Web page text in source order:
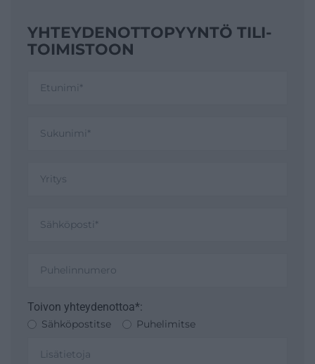
YHTEYDENOTTO­PYYNTÖ TILI­
TOIMISTOON
Toivon yhteydenottoa*:
Sähköpostitse Puhelimitse